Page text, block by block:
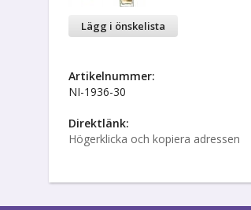
Lägg i önskelista
Artikelnummer:
NI-1936-30
Direktlänk:
Högerklicka och kopiera adressen